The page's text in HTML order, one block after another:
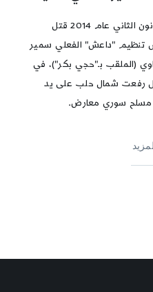
في كانون الثاني عام 2014 قتل
"داعش" الفعلي سمير
(الملقب بـ"حجي بكر")، في
رفعت شمال حلب على يد
سوري معارض.